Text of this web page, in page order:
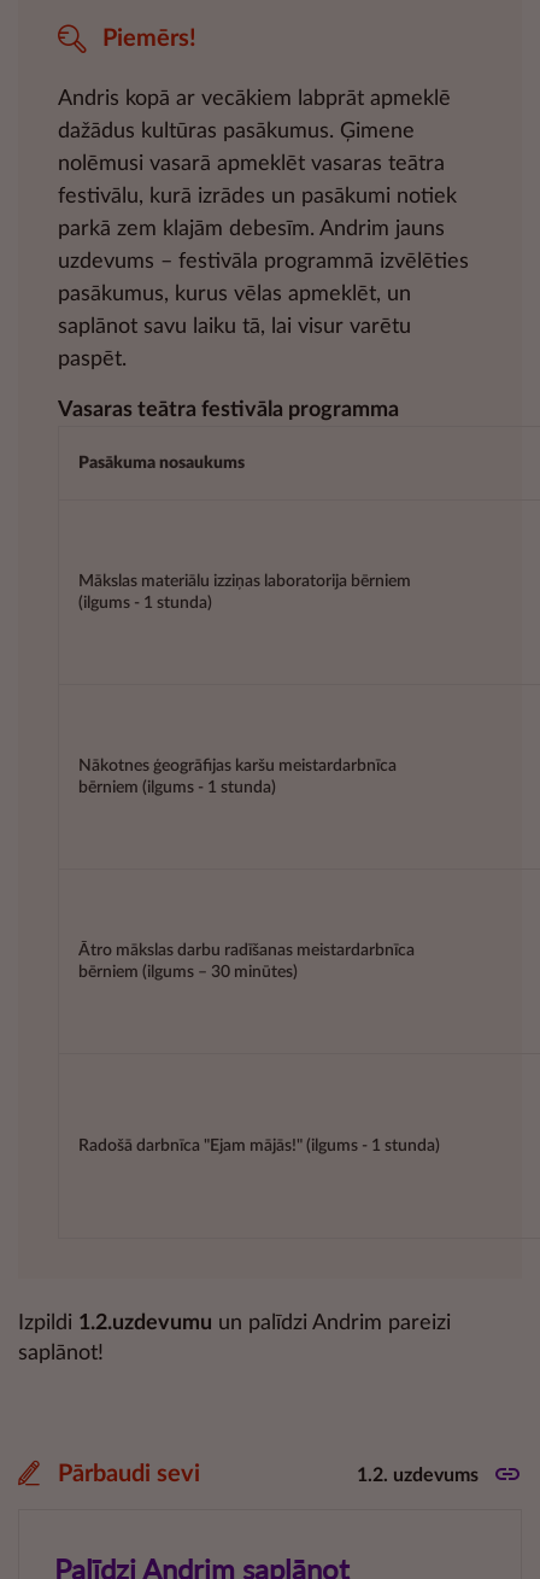
Piemērs!
Andris kopā ar vecākiem labprāt apmeklē
dažādus kultūras pasākumus. Ģimene
nolēmusi vasarā apmeklēt vasaras teātra
festivālu, kurā izrādes un pasākumi notiek
parkā zem klajām debesīm. Andrim jauns
uzdevums – festivāla programmā izvēlēties
pasākumus, kurus vēlas apmeklēt, un
saplānot savu laiku tā, lai visur varētu
paspēt.
Vasaras teātra festivāla programma
Pasākuma nosaukums
Mākslas materiālu izziņas laboratorija bērniem
(ilgums - 1 stunda)
Nākotnes ģeogrāfijas karšu meistardarbnīca
bērniem (ilgums - 1 stunda)
Ātro mākslas darbu radīšanas meistardarbnīca
bērniem (ilgums – 30 minūtes)
Radošā darbnīca "Ejam mājās!" (ilgums - 1 stunda)
Izpildi 1.2.uzdevumu un palīdzi Andrim pareizi
saplānot!
Pārbaudi sevi 1.2. uzdevums